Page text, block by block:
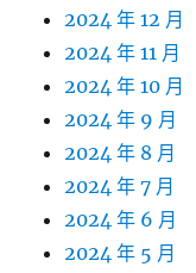
2024 年 12 月
2024 年 11 月
2024 年 10 月
2024 年 9 月
2024 年 8 月
2024 年 7 月
2024 年 6 月
2024 年 5 月